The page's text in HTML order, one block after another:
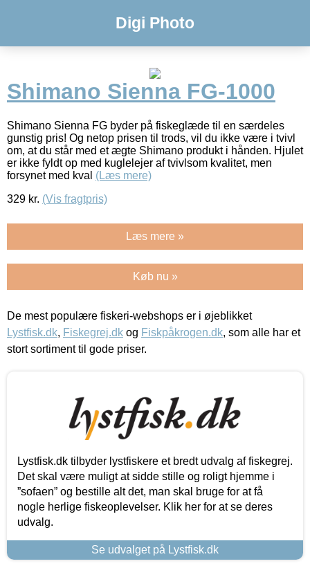
Digi Photo
Shimano Sienna FG-1000
Shimano Sienna FG byder på fiskeglæde til en særdeles
gunstig pris! Og netop prisen til trods, vil du ikke være i tvivl
om, at du står med et ægte Shimano produkt i hånden. Hjulet
er ikke fyldt op med kuglelejer af tvivlsom kvalitet, men
forsynet med kval (Læs mere)
329 kr. (Vis fragtpris)
Læs mere »
Køb nu »
De mest populære fiskeri-webshops er i øjeblikket
Lystfisk.dk, Fiskegrej.dk og Fiskpåkrogen.dk, som alle har et
stort sortiment til gode priser.
Lystfisk.dk tilbyder lystfiskere et bredt udvalg af fiskegrej.
Det skal være muligt at sidde stille og roligt hjemme i
”sofaen” og bestille alt det, man skal bruge for at få
nogle herlige fiskeoplevelser. Klik her for at se deres
udvalg.
Se udvalget på Lystfisk.dk